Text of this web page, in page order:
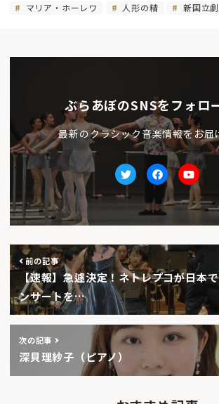
マリア・ホーレワ
人形の精 新国立
ぶらあぼのSNSをフォロ
最新のクラシック音楽情報をお届
Twitterfacebook
前の記事
【速報】急遽決定！ネトレプコが日本
ンサートを…
次の記事
深貝理紗子（ピアノ）